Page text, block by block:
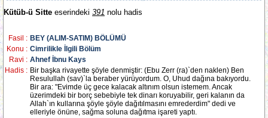
Kütüb-ü Sitte eserindeki 391 nolu hadis
Fasil : BEY (ALIM-SATIM) BÖLÜMÜ
Konu : Cimrilikle İlgili Bölüm
Ravi : Ahnef İbnu Kays
Hadis : Bir başka rivayette şöyle denmiştir: (Ebu Zerr (ra)`den naklen) Ben
Resulullah (sav)`la beraber yürüyordum. O, Uhud dağına bakıyordu.
Bir ara: "Evimde üç gece kalacak altınım olsun istemem. Ancak
üzerimdeki bir borç sebebiyle tek dinarı koruyabilir, geri kalanın da
Allah`ın kullarına şöyle şöyle dağıtılmasını emrederdim" dedi ve
elleriyle önüne, sağma soluna dağıtma işareti yaptı.